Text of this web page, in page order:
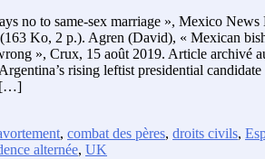
no to same-sex marriage », Mexico
Ko, 2 p.). Agren (David), « Mexican
», Crux, 15 août 2019. Article archivé
rising leftist presidential
[…]
, combat des pères, droits civils,
alternée, UK